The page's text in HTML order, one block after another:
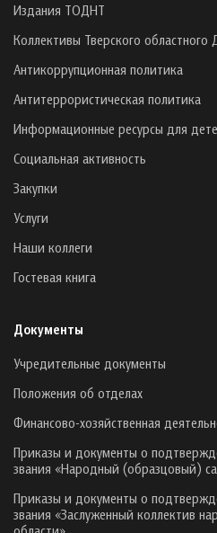
Издания ТОДНТ
Коллективы Тверского
Антикоррупционная политика
Антитеррористическая политика
Информационные ресурсы для
Социальная активность
Закупки
Услуги
Наши коллеги
Гостевая книга
Документы
Учредительные документы
Положения об отделах
Финансово-хозяйственная
Приказы и документы о
звания «Народный (образцовый)
Приказы и документы о
звания «Заслуженный коллектив